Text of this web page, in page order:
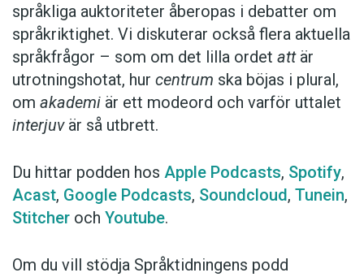
språkliga auktoriteter åberopas i debatter om
språkriktighet. Vi diskuterar också flera aktuella
språkfrågor – som om det lilla ordet attär
utrotningshotat, hur centrum ska böjas i plural,
om akademi är ett modeord och varför uttalet
interjuvär så utbrett.
Du hittar podden hos Apple Podcasts, Spotify,
Acast, Google Podcasts, Soundcloud, Tunein,
Stitcher och Youtube.
Om du vill stödja Språktidningens podd